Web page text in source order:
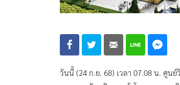
วันนี้ (24 ก.ย. 68) เวลา 07.08 น. ศูน